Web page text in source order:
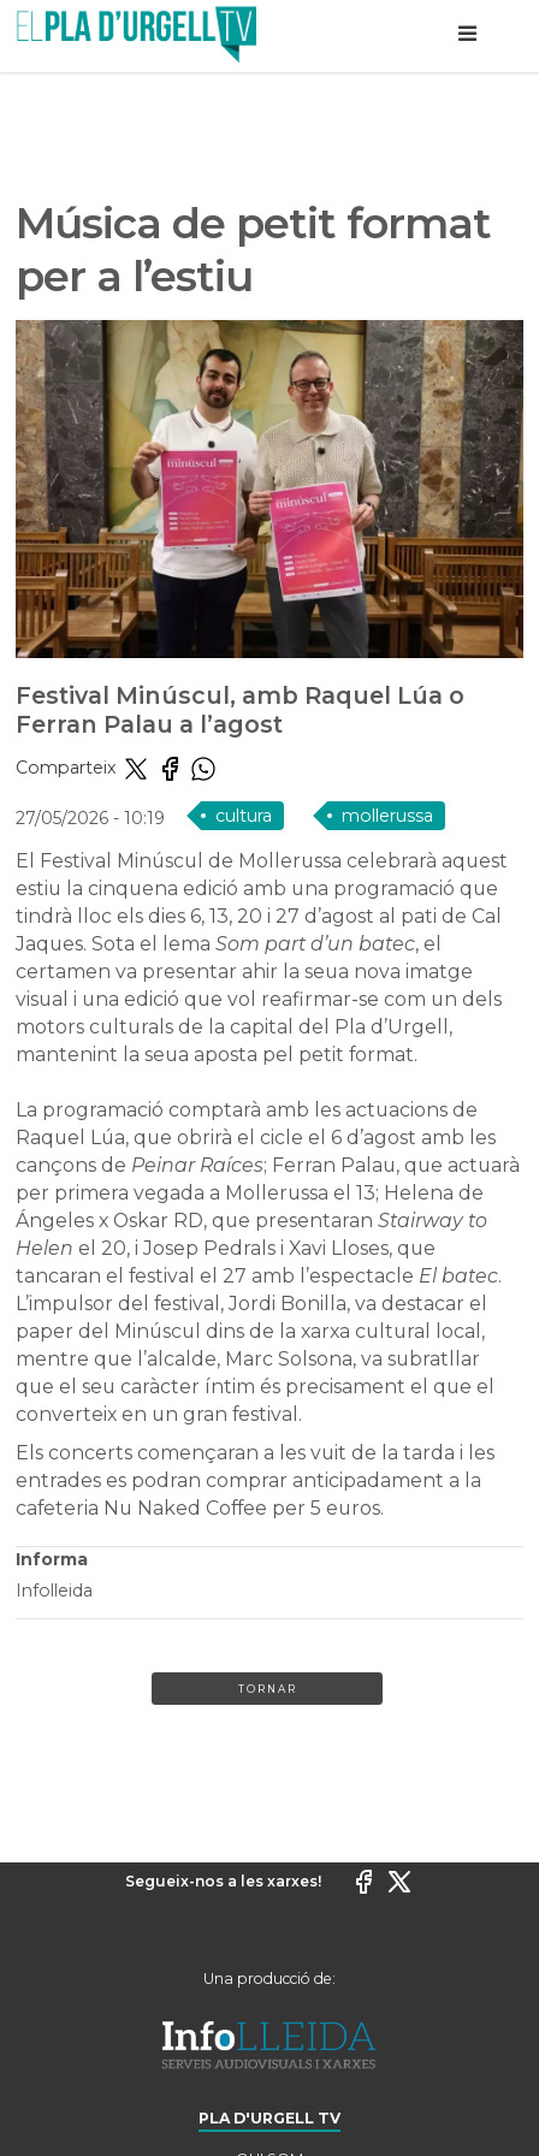
Música de petit format
per a l’estiu
Festival Minúscul, amb Raquel Lúa o
Ferran Palau a l’agost
Comparteix
27/05/2026- 10:19 cultura mollerussa
El Festival Minúscul de Mollerussa celebrarà aquest
estiu la cinquena edició amb una programació que
tindrà lloc els dies 6, 13, 20 i 27 d’agost al pati de Cal
Jaques. Sota el lema Som part d’un batec, el
certamen va presentar ahir la seua nova imatge
visual i una edició que vol reafirmar-se com un dels
motors culturals de la capital del Pla d’Urgell,
mantenint la seua aposta pel petit format.
La programació comptarà amb les actuacions de
Raquel Lúa, que obrirà el cicle el 6 d’agost amb les
cançons de Peinar Raíces; Ferran Palau, que actuarà
per primera vegada a Mollerussa el 13; Helena de
Ángeles x Oskar RD, que presentaran Stairway to
Helen el 20, i Josep Pedrals i Xavi Lloses, que
tancaran el festival el 27 amb l’espectacle El batec.
L’impulsor del festival, Jordi Bonilla, va destacar el
paper del Minúscul dins de la xarxa cultural local,
mentre que l’alcalde, Marc Solsona, va subratllar
que el seu caràcter íntim és precisament el que el
converteix en un gran festival.
Els concerts començaran a les vuit de la tarda i les
entrades es podran comprar anticipadament a la
cafeteria Nu Naked Coffee per 5 euros.
Informa
Infolleida
TORNAR
Segueix-nos a les xarxes!
Una producció de:
PLA D'URGELL TV